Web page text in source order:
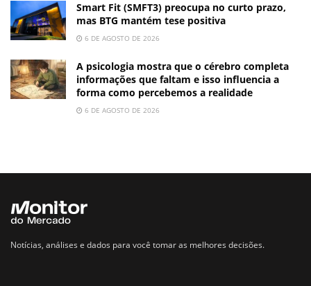
Smart Fit (SMFT3) preocupa no curto prazo,
mas BTG mantém tese positiva
6 DE AGOSTO DE 2026
A psicologia mostra que o cérebro completa
informações que faltam e isso influencia a
forma como percebemos a realidade
6 DE AGOSTO DE 2026
Notícias, análises e dados para você tomar as melhores decisões.